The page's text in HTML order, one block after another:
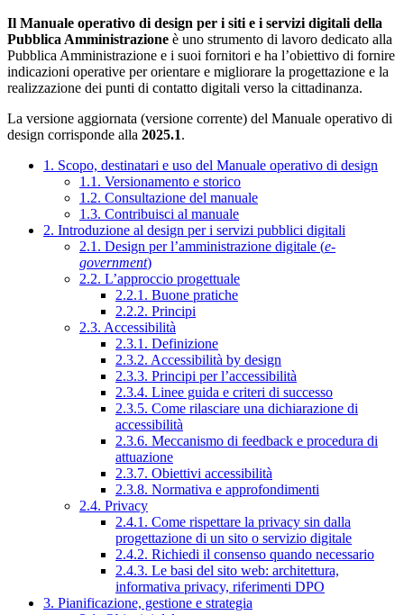
Il Manuale operativo di design per i siti e i servizi digitali della
Pubblica Amministrazione è uno strumento di lavoro dedicato alla
Pubblica Amministrazione e i suoi fornitori e ha l’obiettivo di fornire
indicazioni operative per orientare e migliorare la progettazione e la
realizzazione dei punti di contatto digitali verso la cittadinanza.
La versione aggiornata (versione corrente) del Manuale operativo di
design corrisponde alla 2025.1.
1. Scopo, destinatari e uso del Manuale operativo di design
1.1. Versionamento e storico
1.2. Consultazione del manuale
1.3. Contribuisci al manuale
2. Introduzione al design per i servizi pubblici digitali
2.1. Design per l’amministrazione digitale (e-
government)
2.2. L’approccio progettuale
2.2.1. Buone pratiche
2.2.2. Principi
2.3. Accessibilità
2.3.1. Definizione
2.3.2. Accessibilità by design
2.3.3. Principi per l’accessibilità
2.3.4. Linee guida e criteri di successo
2.3.5. Come rilasciare una dichiarazione di
accessibilità
2.3.6. Meccanismo di feedback e procedura di
attuazione
2.3.7. Obiettivi accessibilità
2.3.8. Normativa e approfondimenti
2.4. Privacy
2.4.1. Come rispettare la privacy sin dalla
progettazione di un sito o servizio digitale
2.4.2. Richiedi il consenso quando necessario
2.4.3. Le basi del sito web: architettura,
informativa privacy, riferimenti DPO
3. Pianificazione, gestione e strategia